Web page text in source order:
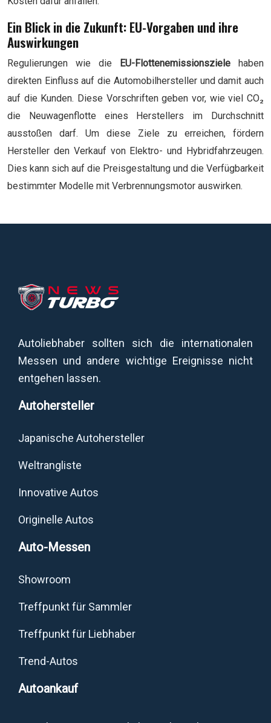
Ein Blick in die Zukunft: EU-Vorgaben und ihre
Auswirkungen
Regulierungen wie die EU-Flottenemissionsziele haben
direkten Einfluss auf die Automobilhersteller und damit auch
auf die Kunden. Diese Vorschriften geben vor, wie viel CO₂
die Neuwagenflotte eines Herstellers im Durchschnitt
ausstoßen darf. Um diese Ziele zu erreichen, fördern
Hersteller den Verkauf von Elektro- und Hybridfahrzeugen.
Dies kann sich auf die Preisgestaltung und die Verfügbarkeit
bestimmter Modelle mit Verbrennungsmotor auswirken.
Autoliebhaber sollten sich die internationalen
Messen und andere wichtige Ereignisse nicht
entgehen lassen.
Autohersteller
Japanische Autohersteller
Weltrangliste
Innovative Autos
Originelle Autos
Auto-Messen
Showroom
Treffpunkt für Sammler
Treffpunkt für Liebhaber
Trend-Autos
Autoankauf